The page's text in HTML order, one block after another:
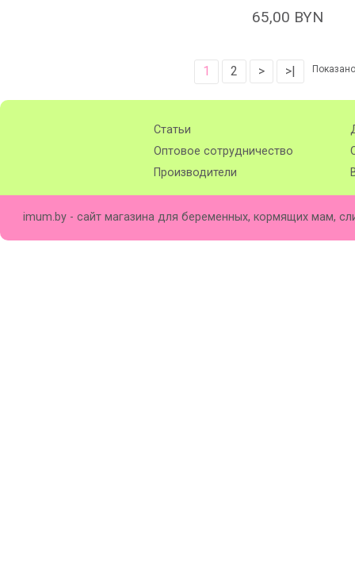
65,00 BYN
1 2 > >|
Статьи
Оптовое сотрудничество
Производители
imum.by - сайт магазина для беременных, кормящих мам,